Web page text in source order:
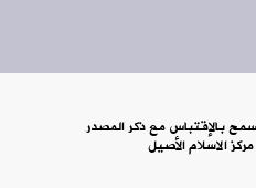
بالإقتباس مع ذكر المصدر
مركز الاسلام الأصيل